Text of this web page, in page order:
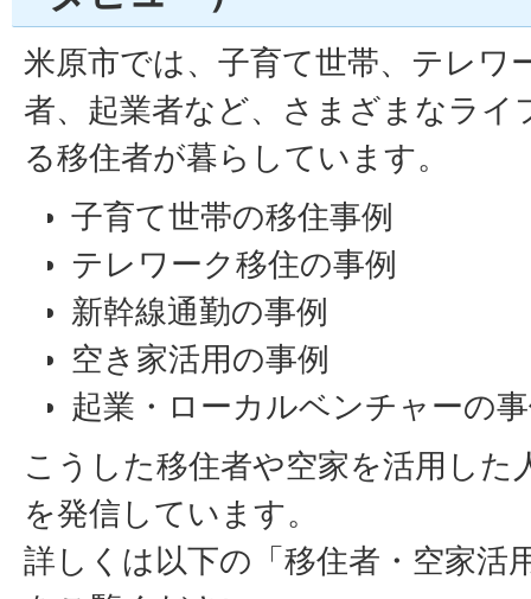
米原市では、子育て世帯、テレワ
者、起業者など、さまざまなライ
る移住者が暮らしています。
子育て世帯の移住事例
テレワーク移住の事例
新幹線通勤の事例
空き家活用の事例
起業・ローカルベンチャーの
こうした移住者や空家を活用した
を発信しています。
詳しくは以下の「移住者・空家活